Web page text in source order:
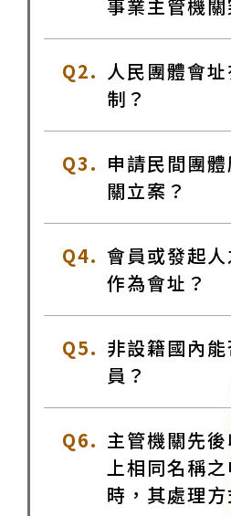
事業主管機
Q2. 人民團體會
制？
Q3. 申請民間團
關立案？
Q4. 會員或發起
作為會址？
Q5. 非設籍國內
員？
Q6. 主管機關先
上相同名稱
時，其處理方